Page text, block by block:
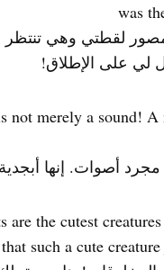
was
لقطتي وهي تنتظر
على الإطلاق!
not merely a sound!
أصوات. إنها أبجدية
are the cutest
such a cute